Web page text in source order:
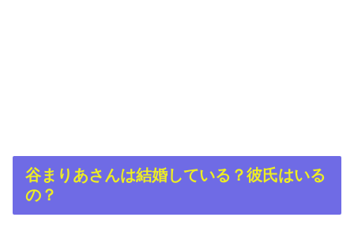
谷まりあさんは結婚している？彼氏はいる
の？